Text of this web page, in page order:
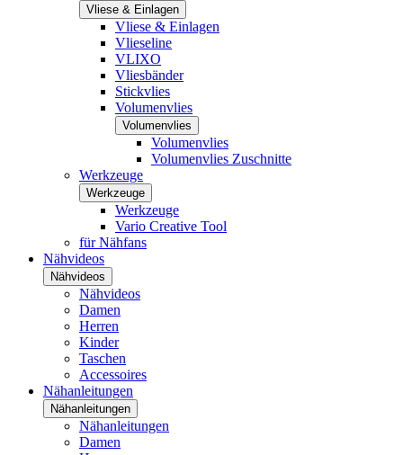
Vliese & Einlagen
Vliese & Einlagen
Vlieseline
VLIXO
Vliesbänder
Stickvlies
Volumenvlies
Volumenvlies
Volumenvlies
Volumenvlies Zuschnitte
Werkzeuge
Werkzeuge
Werkzeuge
Vario Creative Tool
für Nähfans
Nähvideos
Nähvideos
Nähvideos
Damen
Herren
Kinder
Taschen
Accessoires
Nähanleitungen
Nähanleitungen
Nähanleitungen
Damen